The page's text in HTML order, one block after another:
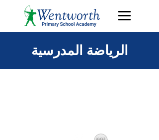
الرياضة المدرسية